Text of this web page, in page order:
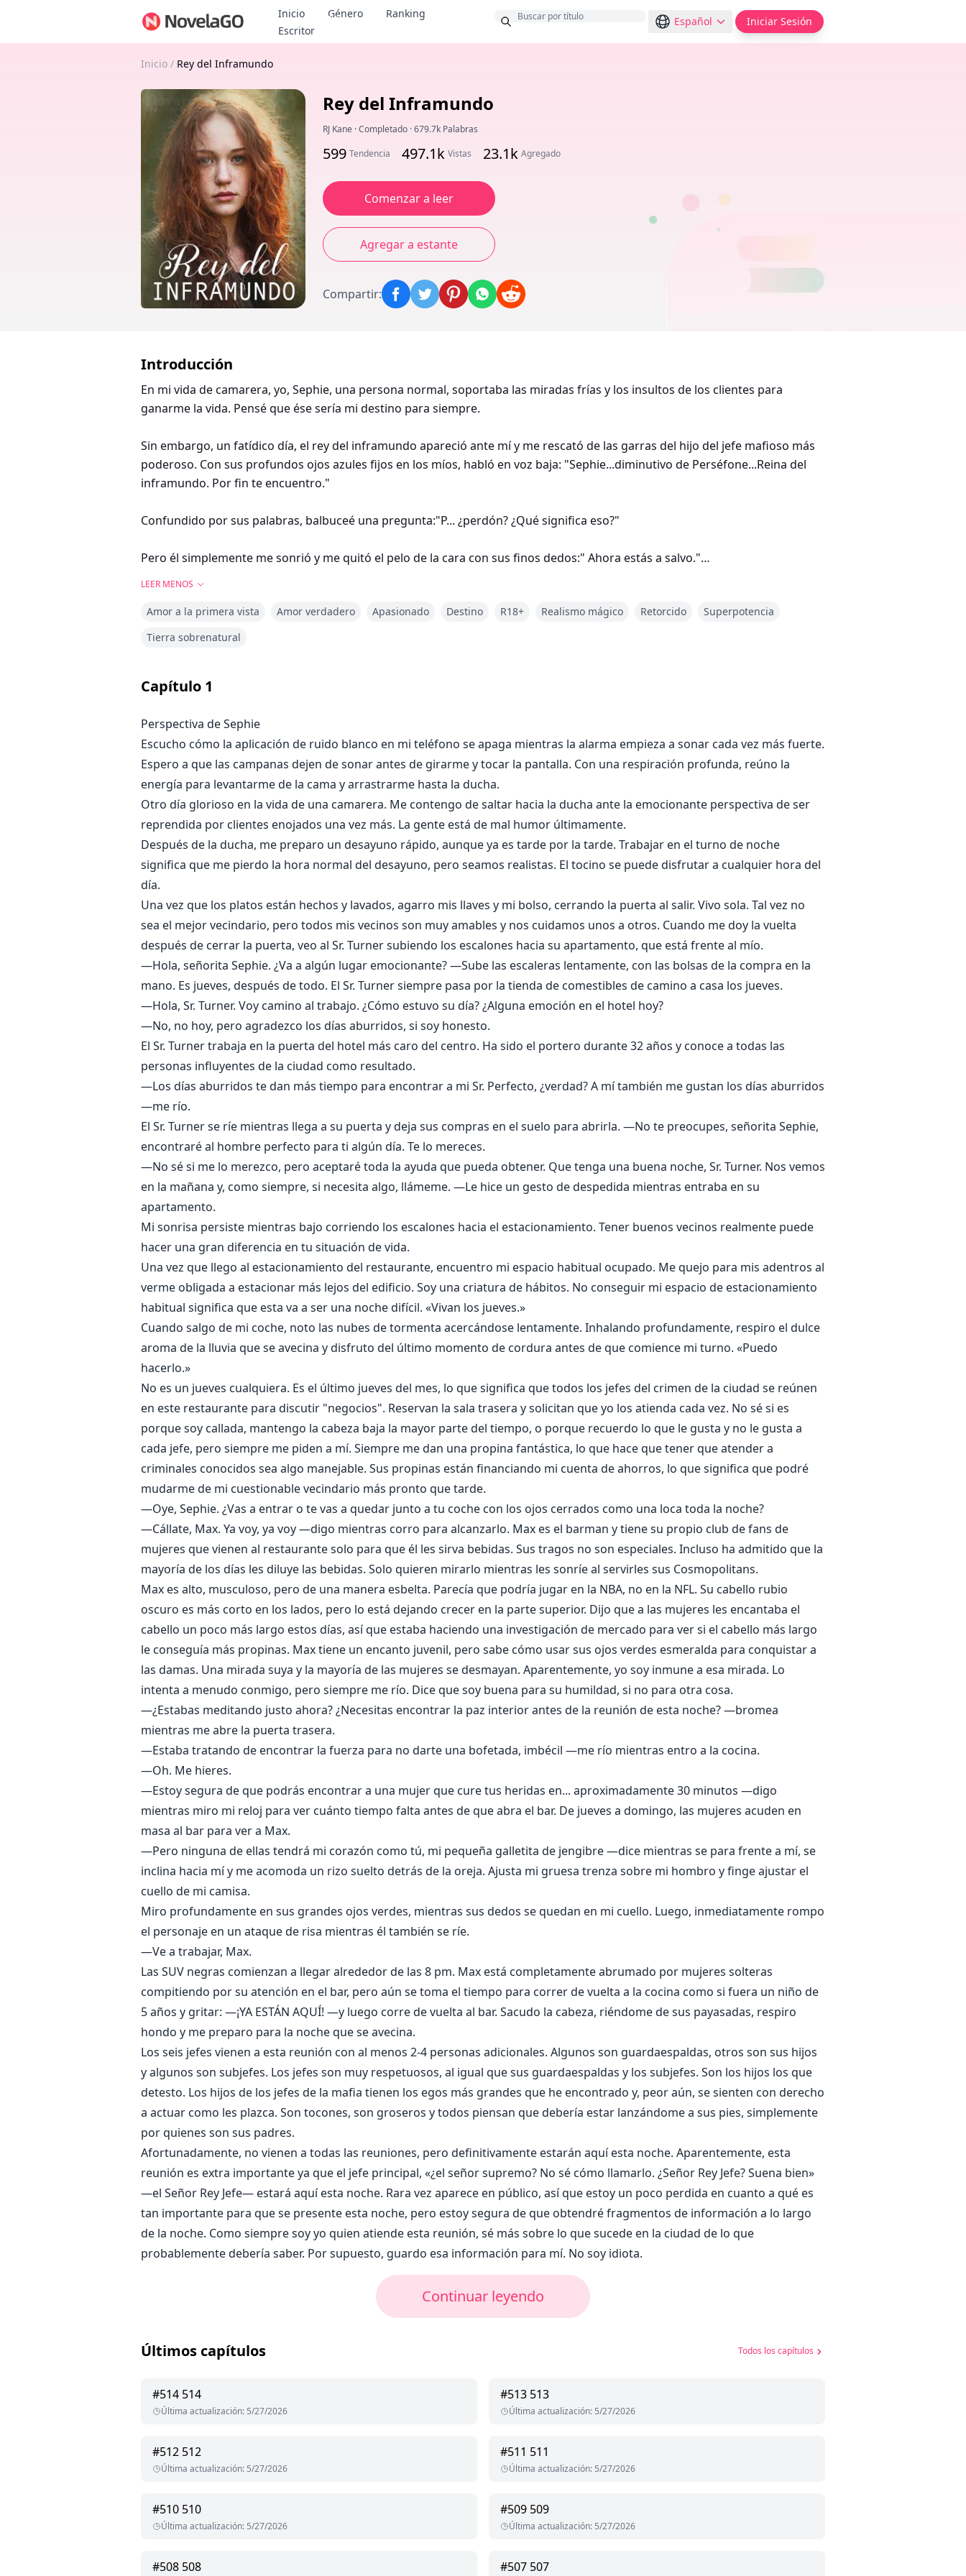
Inicio Género
Ranking
Escritor
Bonus Español Iniciar Sesión
Inicio / Rey del Inframundo
Rey del Inframundo
RJ Kane ·Completado ·679.7k Palabras
599 Tendencia 497.1k Vistas 23.1k Agregado
Comenzar a leer
Agregar a estante
Compartir:
Introducción
En mi vida de camarera, yo, Sephie, una persona normal, soportaba las miradas frías y los insultos de los clientes para
ganarme la vida. Pensé que ése sería mi destino para siempre.
Sin embargo, un fatídico día, el rey del inframundo apareció ante mí y me rescató de las garras del hijo del jefe mafioso más
poderoso. Con sus profundos ojos azules fijos en los míos, habló en voz baja: "Sephie...diminutivo de Perséfone...Reina del
inframundo. Por fin te encuentro."
Confundido por sus palabras, balbuceé una pregunta:"P... ¿perdón? ¿Qué significa eso?"
Pero él simplemente me sonrió y me quitó el pelo de la cara con sus finos dedos:" Ahora estás a salvo."
Llamada así por el nombre de Perséfone, la Reina del Inframundo, Sefi pronto descubrió que estaba destinada a desempeñar
el papel de la chica que tiene el mismo nombre que ella. Adric es el Rey del Inframundo, el jefe de todos los demás en la
Antes era una chica normal con un trabajo común hasta que una noche, él entró por la puerta y todo fue diferente. Su vida
todos.
LEER MENOS
Amor a la primera vista Amor verdadero Apasionado Destino R18+ Realismo mágico Retorcido
Superpotencia
Tierra sobrenatural
Capítulo 1
Perspectiva de Sephie
Escucho cómo la aplicación de ruido blanco en mi teléfono se apaga mientras la alarma empieza a sonar cada vez más fuerte.
Espero a que las campanas dejen de sonar antes de girarme y tocar la pantalla. Con una respiración profunda, reúno la
energía para levantarme de la cama y arrastrarme hasta la ducha.
Otro día glorioso en la vida de una camarera. Me contengo de saltar hacia la ducha ante la emocionante perspectiva de ser
reprendida por clientes enojados una vez más. La gente está de mal humor últimamente.
Después de la ducha, me preparo un desayuno rápido, aunque ya es tarde por la tarde. Trabajar en el turno de noche
significa que me pierdo la hora normal del desayuno, pero seamos realistas. El tocino se puede disfrutar a cualquier hora del
día.
Una vez que los platos están hechos y lavados, agarro mis llaves y mi bolso, cerrando la puerta al salir. Vivo sola. Tal vez no
sea el mejor vecindario, pero todos mis vecinos son muy amables y nos cuidamos unos a otros. Cuando me doy la vuelta
después de cerrar la puerta, veo al Sr. Turner subiendo los escalones hacia su apartamento, que está frente al mío.
—Hola, señorita Sephie. ¿Va a algún lugar emocionante? —Sube las escaleras lentamente, con las bolsas de la compra en la
mano. Es jueves, después de todo. El Sr. Turner siempre pasa por la tienda de comestibles de camino a casa los jueves.
—Hola, Sr. Turner. Voy camino al trabajo. ¿Cómo estuvo su día? ¿Alguna emoción en el hotel hoy?
—No, no hoy, pero agradezco los días aburridos, si soy honesto.
El Sr. Turner trabaja en la puerta del hotel más caro del centro. Ha sido el portero durante 32 años y conoce a todas las
personas influyentes de la ciudad como resultado.
—Los días aburridos te dan más tiempo para encontrar a mi Sr. Perfecto, ¿verdad? A mí también me gustan los días aburridos
—me río.
El Sr. Turner se ríe mientras llega a su puerta y deja sus compras en el suelo para abrirla. —No te preocupes, señorita Sephie,
encontraré al hombre perfecto para ti algún día. Te lo mereces.
—No sé si me lo merezco, pero aceptaré toda la ayuda que pueda obtener. Que tenga una buena noche, Sr. Turner. Nos vemos
en la mañana y, como siempre, si necesita algo, llámeme. —Le hice un gesto de despedida mientras entraba en su
apartamento.
Mi sonrisa persiste mientras bajo corriendo los escalones hacia el estacionamiento. Tener buenos vecinos realmente puede
hacer una gran diferencia en tu situación de vida.
Una vez que llego al estacionamiento del restaurante, encuentro mi espacio habitual ocupado. Me quejo para mis adentros al
verme obligada a estacionar más lejos del edificio. Soy una criatura de hábitos. No conseguir mi espacio de estacionamiento
habitual significa que esta va a ser una noche difícil. «Vivan los jueves.»
Cuando salgo de mi coche, noto las nubes de tormenta acercándose lentamente. Inhalando profundamente, respiro el dulce
aroma de la lluvia que se avecina y disfruto del último momento de cordura antes de que comience mi turno. «Puedo
hacerlo.»
No es un jueves cualquiera. Es el último jueves del mes, lo que significa que todos los jefes del crimen de la ciudad se reúnen
en este restaurante para discutir "negocios". Reservan la sala trasera y solicitan que yo los atienda cada vez. No sé si es
porque soy callada, mantengo la cabeza baja la mayor parte del tiempo, o porque recuerdo lo que le gusta y no le gusta a
cada jefe, pero siempre me piden a mí. Siempre me dan una propina fantástica, lo que hace que tener que atender a
criminales conocidos sea algo manejable. Sus propinas están financiando mi cuenta de ahorros, lo que significa que podré
mudarme de mi cuestionable vecindario más pronto que tarde.
—Oye, Sephie. ¿Vas a entrar o te vas a quedar junto a tu coche con los ojos cerrados como una loca toda la noche?
—Cállate, Max. Ya voy, ya voy —digo mientras corro para alcanzarlo. Max es el barman y tiene su propio club de fans de
mujeres que vienen al restaurante solo para que él les sirva bebidas. Sus tragos no son especiales. Incluso ha admitido que la
mayoría de los días les diluye las bebidas. Solo quieren mirarlo mientras les sonríe al servirles sus Cosmopolitans.
Max es alto, musculoso, pero de una manera esbelta. Parecía que podría jugar en la NBA, no en la NFL. Su cabello rubio
oscuro es más corto en los lados, pero lo está dejando crecer en la parte superior. Dijo que a las mujeres les encantaba el
cabello un poco más largo estos días, así que estaba haciendo una investigación de mercado para ver si el cabello más largo
le conseguía más propinas. Max tiene un encanto juvenil, pero sabe cómo usar sus ojos verdes esmeralda para conquistar a
las damas. Una mirada suya y la mayoría de las mujeres se desmayan. Aparentemente, yo soy inmune a esa mirada. Lo
intenta a menudo conmigo, pero siempre me río. Dice que soy buena para su humildad, si no para otra cosa.
—¿Estabas meditando justo ahora? ¿Necesitas encontrar la paz interior antes de la reunión de esta noche? —bromea
mientras me abre la puerta trasera.
—Estaba tratando de encontrar la fuerza para no darte una bofetada, imbécil —me río mientras entro a la cocina.
—Oh. Me hieres.
—Estoy segura de que podrás encontrar a una mujer que cure tus heridas en... aproximadamente 30 minutos —digo
mientras miro mi reloj para ver cuánto tiempo falta antes de que abra el bar. De jueves a domingo, las mujeres acuden en
masa al bar para ver a Max.
—Pero ninguna de ellas tendrá mi corazón como tú, mi pequeña galletita de jengibre —dice mientras se para frente a mí, se
inclina hacia mí y me acomoda un rizo suelto detrás de la oreja. Ajusta mi gruesa trenza sobre mi hombro y finge ajustar el
cuello de mi camisa.
Miro profundamente en sus grandes ojos verdes, mientras sus dedos se quedan en mi cuello. Luego, inmediatamente rompo
el personaje en un ataque de risa mientras él también se ríe.
—Ve a trabajar, Max.
Las SUV negras comienzan a llegar alrededor de las 8 pm. Max está completamente abrumado por mujeres solteras
compitiendo por su atención en el bar, pero aún se toma el tiempo para correr de vuelta a la cocina como si fuera un niño de
5 años y gritar: —¡YA ESTÁN AQUÍ! —y luego corre de vuelta al bar. Sacudo la cabeza, riéndome de sus payasadas, respiro
hondo y me preparo para la noche que se avecina.
Los seis jefes vienen a esta reunión con al menos 2-4 personas adicionales. Algunos son guardaespaldas, otros son sus hijos
y algunos son subjefes. Los jefes son muy respetuosos, al igual que sus guardaespaldas y los subjefes. Son los hijos los que
detesto. Los hijos de los jefes de la mafia tienen los egos más grandes que he encontrado y, peor aún, se sienten con derecho
a actuar como les plazca. Son tocones, son groseros y todos piensan que debería estar lanzándome a sus pies, simplemente
por quienes son sus padres.
Afortunadamente, no vienen a todas las reuniones, pero definitivamente estarán aquí esta noche. Aparentemente, esta
reunión es extra importante ya que el jefe principal, «¿el señor supremo? No sé cómo llamarlo. ¿Señor Rey Jefe? Suena bien»
—el Señor Rey Jefe— estará aquí esta noche. Rara vez aparece en público, así que estoy un poco perdida en cuanto a qué es
tan importante para que se presente esta noche, pero estoy segura de que obtendré fragmentos de información a lo largo
de la noche. Como siempre soy yo quien atiende esta reunión, sé más sobre lo que sucede en la ciudad de lo que
probablemente debería saber. Por supuesto, guardo esa información para mí. No soy idiota.
Continuar leyendo
Últimos capítulos Todos los capítulos
#514 514
Última actualización: 5/27/2026
#513 513
Última actualización: 5/27/2026
#512 512
Última actualización: 5/27/2026
#511 511
Última actualización: 5/27/2026
#510 510
Última actualización: 5/27/2026
#509 509
Última actualización: 5/27/2026
#508 508 #507 507